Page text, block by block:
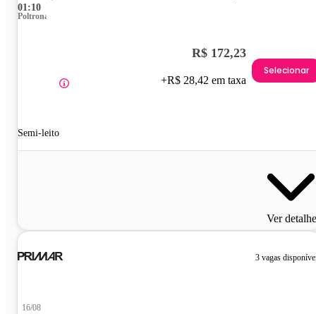
01:10
Poltrona
Semi-leito
R$ 172,23
+R$ 28,42 em taxa
Selecionar
Ver
3 vagas
16/08